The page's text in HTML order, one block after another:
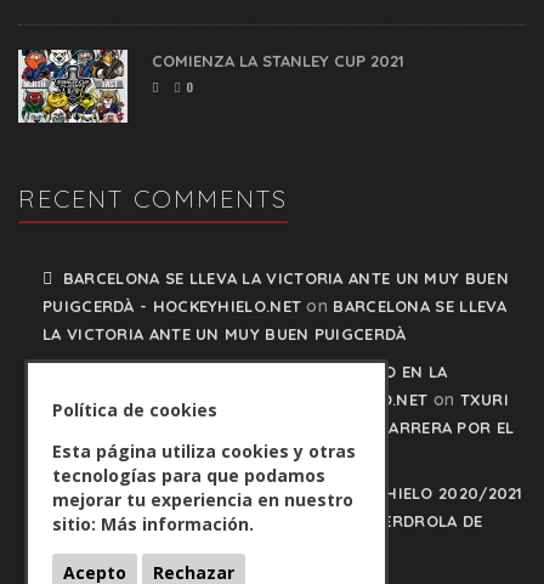
COMIENZA LA STANLEY CUP 2021
0
RECENT COMMENTS
BARCELONA SE LLEVA LA VICTORIA ANTE UN MUY BUEN
PUIGCERDÀ - HOCKEYHIELO.NET on BARCELONA SE LLEVA
LA VICTORIA ANTE UN MUY BUEN PUIGCERDÀ
TXURI URDIN Y JACA NO PISAN EL FRENO EN LA
CARRERA POR EL LIDERATO - HOCKEYHIELO.NET on TXURI
URDIN Y JACA NO PISAN EL FRENO EN LA CARRERA POR EL
LIDERATO
PLAY OFFS LIGA IBERDROLA DE HOCKEY HIELO 2020/2021
- HOCKEYHIELO.NETonPLAY OFFS LIGA IBERDROLA DE
Política de cookies
Esta página utiliza cookies y otras
tecnologías para que podamos
mejorar tu experiencia en nuestro
sitio: Más información.
Acepto Rechazar